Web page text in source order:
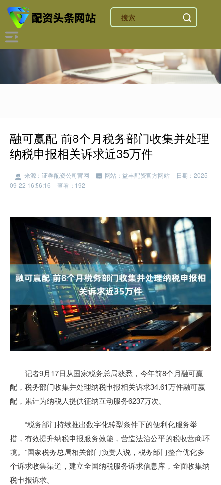
融可赢配 前8个月税务部门收集并处理
纳税申报相关诉求近35万件
来源：证券配资公司官网 网站：益丰配资官方网站
日期：2025-
09-22 16:56:16
查看：192
记者9月17日从国家税务总局获悉，今年前8个月融可赢
配，税务部门收集并处理纳税申报相关诉求34.61万件融可赢
配，累计为纳税人提供征纳互动服务6237万次。
“税务部门持续推出数字化转型条件下的便利化服务举
措，有效提升纳税申报服务效能，营造法治公平的税收营商环
境。”国家税务总局相关部门负责人说，税务部门整合优化多
个诉求收集渠道，建立全国纳税服务诉求信息库，全面收集纳
税申报诉求。